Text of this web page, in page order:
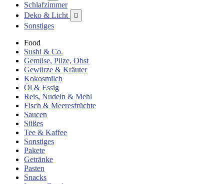
Schlafzimmer
Deko & Licht

Sonstiges
Food
Sushi & Co.
Gemüse, Pilze, Obst
Gewürze & Kräuter
Kokosmilch
Öl & Essig
Reis, Nudeln & Mehl
Fisch & Meeresfrüchte
Saucen
Süßes
Tee & Kaffee
Sonstiges
Pakete
Getränke
Pasten
Snacks